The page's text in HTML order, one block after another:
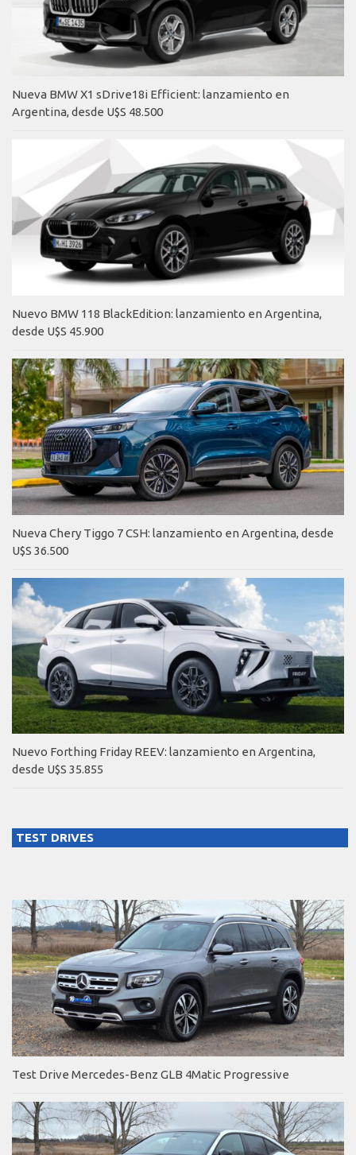
Nueva BMW X1 sDrive18i Efficient: lanzamiento en
Argentina, desde U$S 48.500
Nuevo BMW 118 BlackEdition: lanzamiento en Argentina,
desde U$S 45.900
Nueva Chery Tiggo 7 CSH: lanzamiento en Argentina, desde
U$S 36.500
Nuevo Forthing Friday REEV: lanzamiento en Argentina,
desde U$S 35.855
TEST DRIVES
Test Drive Mercedes-Benz GLB 4Matic Progressive